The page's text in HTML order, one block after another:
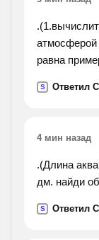
равна
S Ответил
4 мин назад
.(Длина
дм. найди
S Ответил